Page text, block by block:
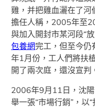
雞，并把雞血灑在了河
擔任人稱，2005年至
與加入開封市某河段“
包養網完工，但至今
年1月份，工人們將扶
開了兩次庭，還沒宣判
2006年9月11日，沈
舉一張“市場行銷”，以